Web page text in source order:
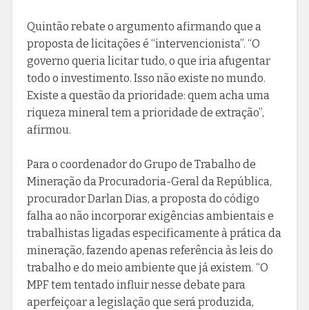
Quintão rebate o argumento afirmando que a
proposta de licitações é “intervencionista”. “O
governo queria licitar tudo, o que iria afugentar
todo o investimento. Isso não existe no mundo.
Existe a questão da prioridade: quem acha uma
riqueza mineral tem a prioridade de extração”,
afirmou.
Para o coordenador do Grupo de Trabalho de
Mineração da Procuradoria-Geral da República,
procurador Darlan Dias, a proposta do código
falha ao não incorporar exigências ambientais e
trabalhistas ligadas especificamente à prática da
mineração, fazendo apenas referência às leis do
trabalho e do meio ambiente que já existem. “O
MPF tem tentado influir nesse debate para
aperfeiçoar a legislação que será produzida,